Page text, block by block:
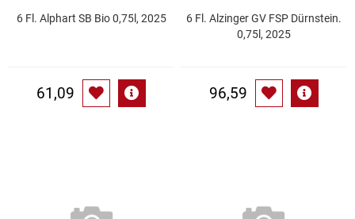
6 Fl. Alphart SB Bio 0,75l, 2025
61,09
6 Fl. Alzinger GV FSP Dürnstein.
0,75l, 2025
96,59